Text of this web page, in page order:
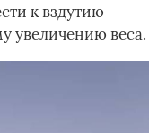
к вздутию
увеличению веса.